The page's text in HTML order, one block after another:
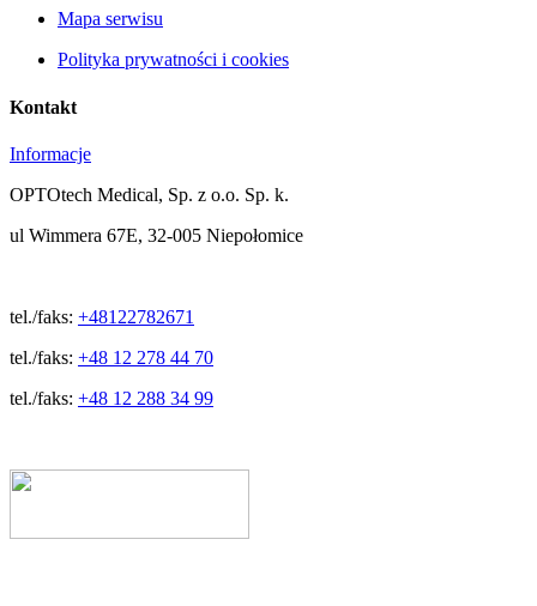
Mapa serwisu
Polityka prywatności i cookies
Kontakt
Informacje
OPTOtech Medical, Sp. z o.o. Sp. k.
ul Wimmera 67E, 32-005 Niepołomice
tel./faks: +48122782671
tel./faks: +48 12 278 44 70
tel./faks: +48 12 288 34 99